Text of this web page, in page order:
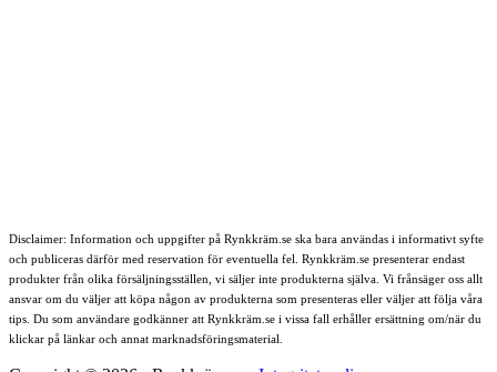
Disclaimer: Information och uppgifter på Rynkkräm.se ska bara användas i informativt syfte
och publiceras därför med reservation för eventuella fel. Rynkkräm.se presenterar endast
produkter från olika försäljningsställen, vi säljer inte produkterna själva. Vi frånsäger oss allt
ansvar om du väljer att köpa någon av produkterna som presenteras eller väljer att följa våra
tips. Du som användare godkänner att Rynkkräm.se i vissa fall erhåller ersättning om/när du
klickar på länkar och annat marknadsföringsmaterial.